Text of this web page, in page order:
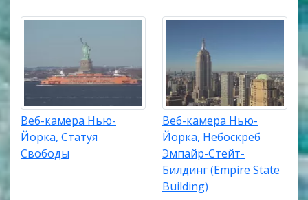
Веб-камера Нью-
Йорка, Статуя
Свободы
Веб-камера Нью-
Йорка, Небоскреб
Эмпайр-Стейт-
Билдинг (Empire State
Building)